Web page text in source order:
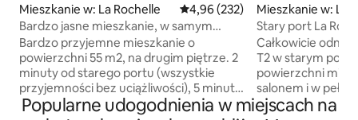
Mieszkanie w: La Rochelle Średnia ocena: 4,96 na 5, liczba
4,96 (232)
Bardzo jasne mieszkanie, w samym
centrum, 4* INPI
Bardzo przyjemne mieszkanie o
powierzchni 55 m2, na drugim piętrze. 2
minuty od starego portu (wszystkie
przyjemności bez uciążliwości), 5 minut
od rynku centralnego i 7 minut od
Mieszkanie w: La
Stary port La
mieszkanie T2
Całkowicie
T2 w starym
powierzchni
salonem i w pełni
oraz częścią
Popularne udogodnienia w miejscach na